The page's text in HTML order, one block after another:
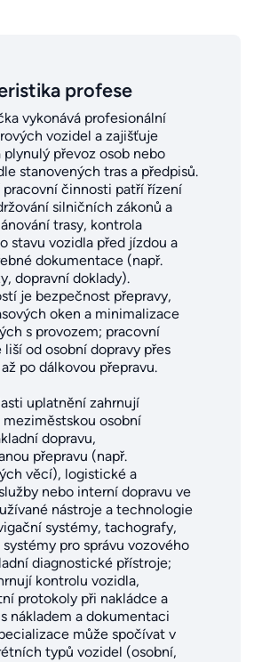
profese
vykonává profesionální
vozidel a zajišťuje
plynulý převoz osob nebo
stanovených tras a předpisů.
pracovní činnosti patří řízení
silničních zákonů a
trasy, kontrola
stavu vozidla před jízdou a
dokumentace (např.
dopravní doklady).
je bezpečnost přepravy,
oken a minimalizace
s provozem; pracovní
liší od osobní dopravy přes
po dálkovou přepravu.
uplatnění zahrnují
meziměstskou osobní
dopravu,
přepravu (např.
věcí), logistické a
nebo interní dopravu ve
nástroje a technologie
systémy, tachografy,
pro správu vozového
diagnostické přístroje;
kontrolu vozidla,
protokoly při nakládce a
nákladem a dokumentaci
může spočívat v
typů vozidel (osobní,